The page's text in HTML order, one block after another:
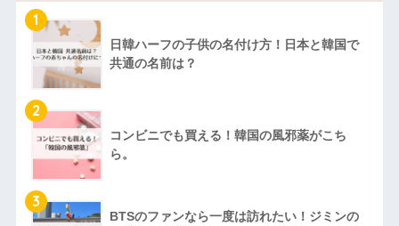
1
日韓ハーフの子供の名付け方！日本と韓国で
共通の名前は？
2
コンビニでも買える！韓国の風邪薬がこち
ら。
3
BTSのファンなら一度は訪れたい！ジミンの